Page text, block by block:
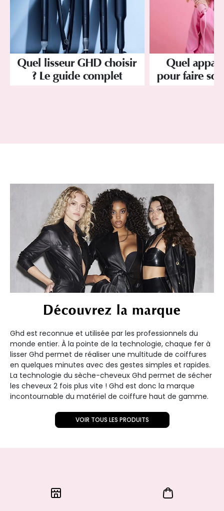
Quel lisseur GHD choisir
? Le guide complet
Quel
pour faire
Découvrez la marque
Ghd est reconnue et utilisée par les professionnels du
monde entier. À la pointe de la technologie, chaque fer à
lisser Ghd permet de réaliser une multitude de coiffures
en quelques minutes avec des gestes simples et rapides.
La technologie du sèche-cheveux Ghd permet de sécher
les cheveux 2 fois plus vite ! Ghd est donc la marque
incontournable du matériel de coiffure haut de gamme.
VOIR TOUS LES PRODUITS